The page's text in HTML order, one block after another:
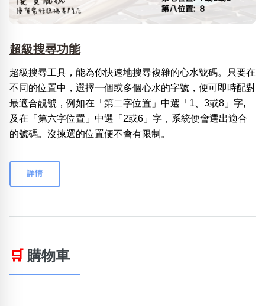
超級搜尋功能
超級搜尋工具，能為你快速地搜尋複雜的心水號碼。只要在
不同的位置中，選擇一個或多個心水的字號，便可即時配對
最適合靚號，例如在「第二字位置」中選「1、3或8」字,
及在「第六字位置」中選「2或6」字，系統便會選出適合
的號碼。沒揀選的位置便不會有限制。
詳情
🛒 購物車